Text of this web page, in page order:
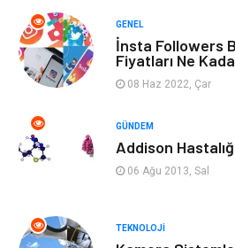
Cilt ve Deri
Hastalıkları
Emlak
Ağız ve Diş
Organizasyon Hastalıklar
GENEL
İnsta Followers
Fiyatları Ne
08 Haz 2022, Çar
GÜNDEM
Addison
06 Ağu 2013, Sal
TEKNOLOJI